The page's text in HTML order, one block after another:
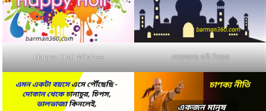
Happy Holi Wishes কোরআনের বাণী পিকচার